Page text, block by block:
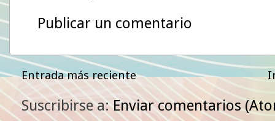
Publicar un comentario
Entrada más reciente
Suscribirse a:Enviar comentarios